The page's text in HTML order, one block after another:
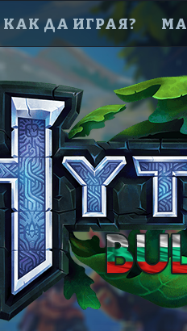
КАК ДА ИГРАЯ?